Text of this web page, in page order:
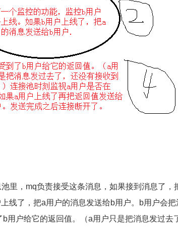
里，mq负责接受这条消息，如果接到消息了
线了，把a用户的消息发送给b用户。b用户会
用户给它的返回值。（a用户只是把消息发过